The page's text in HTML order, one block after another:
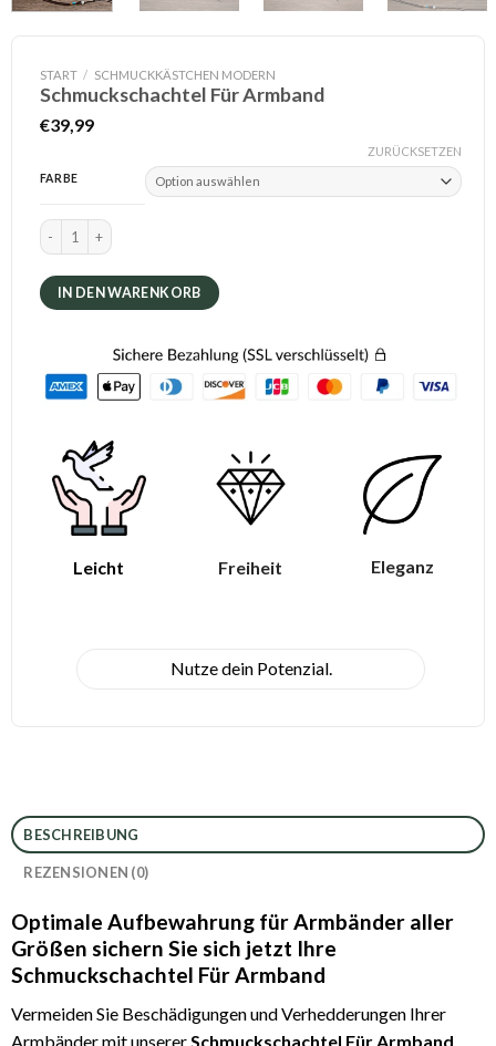
START / SCHMUCKKÄSTCHEN MODERN
Schmuckschachtel Für Armband
€39,99
FARBE
ZURÜCKSETZEN
Schmuckschachtel Für Armband Menge
IN DEN WARENKORB
Leicht Freiheit Eleganz
Nutze dein Potenzial.
BESCHREIBUNG
REZENSIONEN (0)
Optimale Aufbewahrung für Armbänder aller
Größen sichern Sie sich jetzt Ihre
Schmuckschachtel Für Armband
Vermeiden Sie Beschädigungen und Verhedderungen Ihrer
Armbänder mit unserer Schmuckschachtel Für Armband